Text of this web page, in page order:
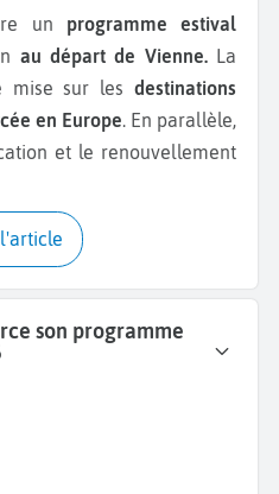
un programme estival
au départ de Vienne.La
mise sur les destinations
en Europe. En parallèle,
et le renouvellement
l'article
son programme